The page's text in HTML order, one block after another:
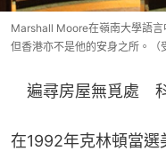
Marshall Moore在嶺南大學語言
但香港亦不是他的安身之所。（
遍尋房屋無覓處　
在1992年克林頓當